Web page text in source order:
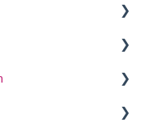
oder erledigen
einladen und auf